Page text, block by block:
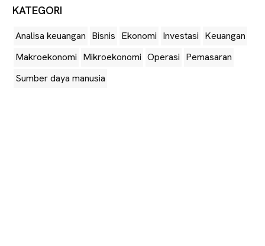
KATEGORI
Analisa keuangan Bisnis Ekonomi Investasi Keuangan
Makroekonomi Mikroekonomi Operasi Pemasaran
Sumber daya manusia